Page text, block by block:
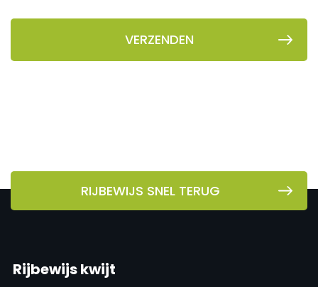
RIJBEWIJS SNEL TERUG
Rijbewijs kwijt